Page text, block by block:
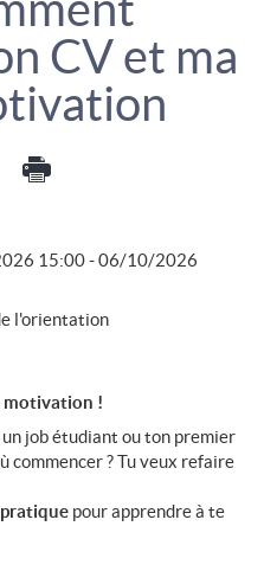
CV et ma
nouvelle fenêtre
- nouvelle fenêtre
sur LinkedIn
Imprimer
15:00 - 06/10/2026
l'orientation
motivation !
job étudiant ou ton premier
commencer ? Tu veux refaire
pour apprendre à te